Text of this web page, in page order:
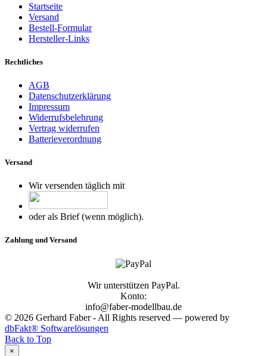
Startseite
Versand
Bestell-Formular
Hersteller-Links
Rechtliches
AGB
Datenschutzerklärung
Impressum
Widerrufsbelehrung
Vertrag widerrufen
Batterieverordnung
Versand
Wir versenden täglich mit
oder als Brief (wenn möglich).
Zahlung und Versand
Wir unterstützen PayPal.
Konto:
info@faber-modellbau.de
© 2026 Gerhard Faber - All Rights reserved — powered by
dbFakt® Softwarelösungen
Back to Top
×